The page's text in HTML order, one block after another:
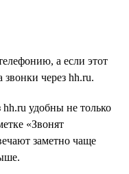
а если этот
через hh.ru.
hh.ru удобны не только
«Звонят
заметно чаще